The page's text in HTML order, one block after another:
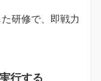
研修で、即戦力
行する